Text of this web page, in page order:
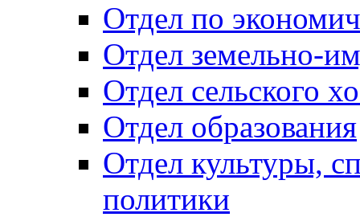
Отдел по
Отдел земельно-
Отдел сельского
Отдел образования
Отдел культуры,
политики